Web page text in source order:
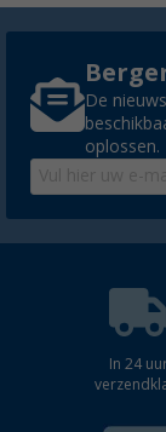
De
oplossen.
In 24